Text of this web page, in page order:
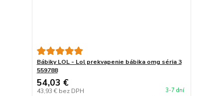
Bábiky LOL - Lol prekvapenie bábika omg séria 3
559788
54,03 €
43,93 € bez DPH 3-7 dní